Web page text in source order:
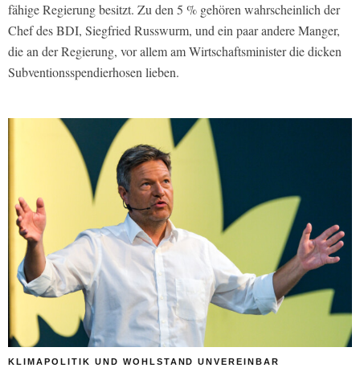
fähige Regierung besitzt. Zu den 5 % gehören wahrscheinlich der
Chef des BDI, Siegfried Russwurm, und ein paar andere Manger,
die an der Regierung, vor allem am Wirtschaftsminister die dicken
Subventionsspendierhosen lieben.
KLIMAPOLITIK UND WOHLSTAND UNVEREINBAR